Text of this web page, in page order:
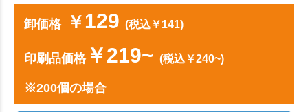
卸価格 ￥129 (税込￥141)
印刷品価格￥219~ (税込￥240~)
※200個の場合